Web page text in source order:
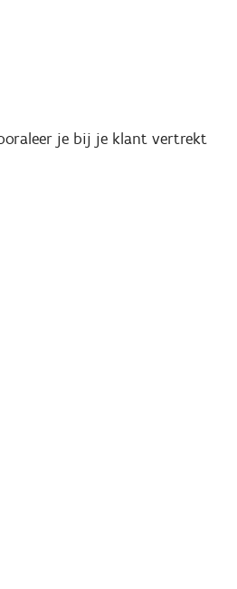
je bij je klant vertrekt